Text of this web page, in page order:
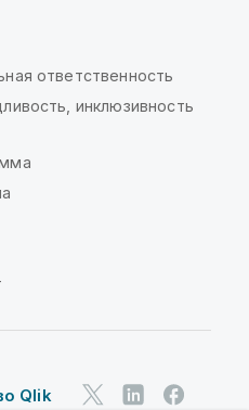
ответственность
инклюзивность
Qlik